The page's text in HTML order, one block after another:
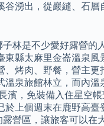
湧出，從巖縫、石
林是不少愛好露營
縣太麻里金崙溫泉
烤肉、野餐，營主
泉旅館林立，而內
，免裝備入住星空
上個週末在鹿野高
營區，讓旅客可以在